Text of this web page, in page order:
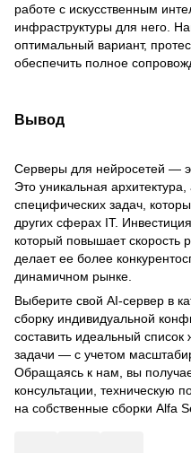
работе с искусственным
инфраструктуры для него.
оптимальный вариант,
обеспечить полное
Вывод
Серверы для нейросетей —
Это уникальная
специфических задач,
других сферах IT.
который повышает скорость
делает ее более
динамичном рынке.
Выберите свой AI-сервер в
сборку индивидуальной
составить идеальный
задачи — с учетом
Обращаясь к нам, вы
консультации, техническую
на собственные сборки Alfa